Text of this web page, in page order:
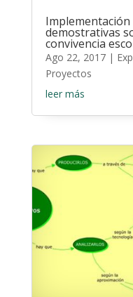
Implementación
demostrativas
convivencia
Ago 22, 2017|
Proyectos
leer más